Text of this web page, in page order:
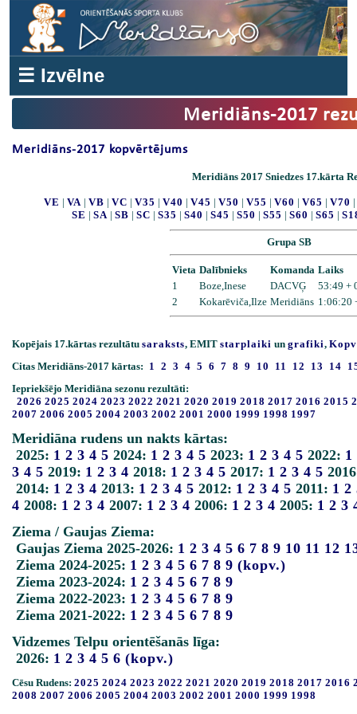
☰ Izvēlne
Meridiāns-2017
Meridiāns-2017 kopvērtējums
Meridiāns 2017 Sniedzes 17.kārta
VE | VA | VB | VC | V35 | V40 | V45 | V50 | V55 | V60 | V65 | V70 |
SE | SA| SB | SC | S35 | S40 | S45 | S50 | S55 | S60 | S65 |
Grupa SB
Vieta Dalībnieks Komanda Laiks
1
Boze,Inese DACVĢ
53:49 +
2
Kokarēviča,Ilze Meridiāns 1:06:20
Kopējais 17.kārtas rezultātu saraksts, EMIT starplaiki un grafiki,
Citas Meridiāns-2017 kārtas: 1 2 3 4 5 6 7 8 9 10 11 12 13 14
Iepriekšējo Meridiāna sezonu rezultāti:
2026 2025 2024 2023 2022 2021 2020 2019 2018 2017 2016 2015
2007 2006 2005 2004 2003 2002 2001 2000 1999 1998 1997
Meridiāna rudens un nakts kārtas:
2025: 1 2 3 4 5 2024: 1 2 3 4 5 2023: 1 2 3 4 5 2022: 1
3 4 5 2019: 1 2 3 4 2018: 1 2 3 4 5 2017: 1 2 3 4 5
2014: 1 2 3 4 2013: 1 2 3 4 5 2012: 1 2 3 4 5 2011: 1 2
4 2008: 1 2 3 4 2007: 1 2 3 4 2006: 1 2 3 4 2005: 1 2 3
Ziema / Gaujas Ziema:
Gaujas Ziema 2025-2026: 1 2 3 4 5 6 7 8 9 10 11 12
Ziema 2024-2025: 1 2 3 4 5 6 7 8 9 (kopv.)
Ziema 2023-2024: 1 2 3 4 5 6 7 8 9
Ziema 2022-2023: 1 2 3 4 5 6 7 8 9
Ziema 2021-2022: 1 2 3 4 5 6 7 8 9
Vidzemes Telpu orientēšanās līga:
2026: 1 2 3 4 5 6 (kopv.)
Cēsu Rudens: 2025 2024 2023 2022 2021 2020 2019 2018 2017 2016
2008 2007 2006 2005 2004 2003 2002 2001 2000 1999 1998